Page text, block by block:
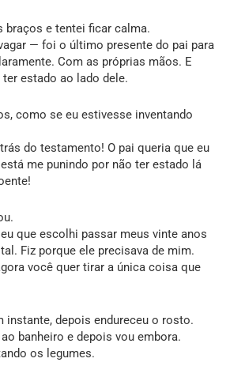
braços e tentei ficar calma.
— foi o último presente do pai para
Com as próprias mãos. E
estado ao lado dele.
como se eu estivesse inventando
do testamento! O pai queria que eu
me punindo por não ter estado lá
que escolhi passar meus vinte anos
Fiz porque ele precisava de mim.
você quer tirar a única coisa que
instante, depois endureceu o rosto.
banheiro e depois vou embora.
os legumes.